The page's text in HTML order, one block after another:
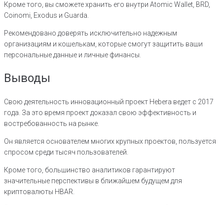
Кроме того, вы сможете хранить его внутри Atomic Wallet, BRD,
Coinomi, Exodus и Guarda.
Рекомендовано доверять исключительно надежным
организациям и кошелькам, которые смогут защитить ваши
персональные данные и личные финансы.
Выводы
Свою деятельность инновационный проект Hebera ведет с 2017
года. За это время проект доказал свою эффективность и
востребованность на рынке.
Он является основателем многих крупных проектов, пользуется
спросом среди тысяч пользователей.
Кроме того, большинство аналитиков гарантируют
значительные перспективы в ближайшем будущем для
криптовалюты HBAR.